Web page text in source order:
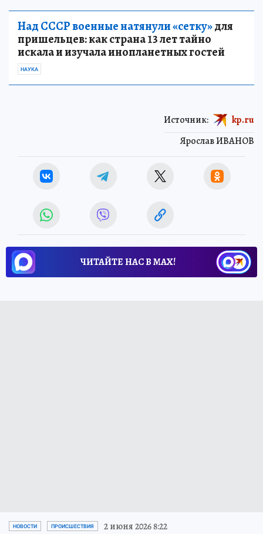
Над СССР военные натянули «сетку»для
пришельцев: как страна 13 лет тайно
искала и изучала инопланетных гостей
НАУКА
Ярослав ИВАНОВ
Источник: kp.ru
ЧИТАЙТЕ НАС В МАХ!
НОВОСТИ ПРОИСШЕСТВИЯ 2 июня 2026 8:22